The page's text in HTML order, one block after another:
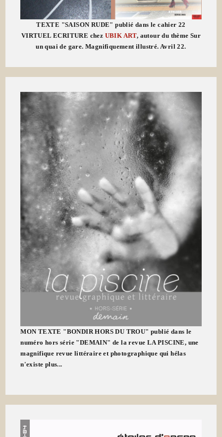
TEXTE "SAISON RUDE" publié dans le cahier 22
VIRTUEL ECRITURE chez UBIK ART, autour du thème Sur
un quai de gare. Magnifiquement illustré. Avril 22.
MON TEXTE "BONDIR HORS DU TROU" publié dans le
numéro hors série "DEMAIN" de la revue LA PISCINE, une
magnifique revue littéraire et photographique qui hélas
n'existe plus...